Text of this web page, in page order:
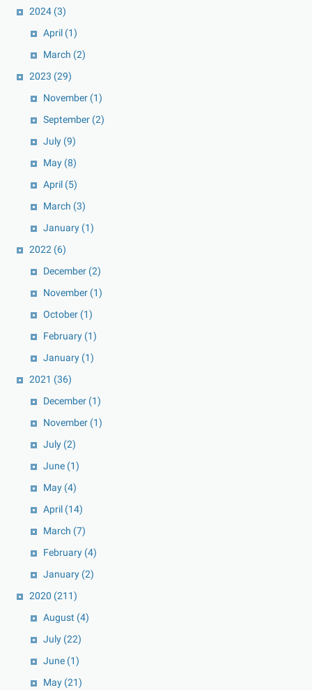
2024 (3)
April (1)
March (2)
2023 (29)
November (1)
September (2)
July (9)
May (8)
April (5)
March (3)
January (1)
2022 (6)
December (2)
November (1)
October (1)
February (1)
January (1)
2021 (36)
December (1)
November (1)
July (2)
June (1)
May (4)
April (14)
March (7)
February (4)
January (2)
2020 (211)
August (4)
July (22)
June (1)
May (21)